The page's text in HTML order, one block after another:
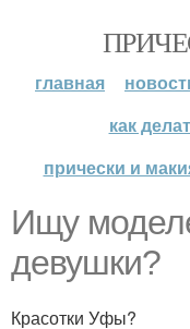
главная
как
прически и
Ищу
девушки?
Красотки Уфы?